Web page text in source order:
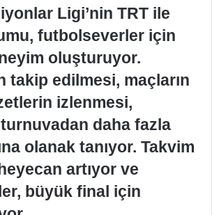
Ligi’nin TRT ile
futbolseverler için
oluşturuyor.
takip edilmesi, maçların
izlenmesi,
daha fazla
olanak tanıyor. Takvim
artıyor ve
büyük final için